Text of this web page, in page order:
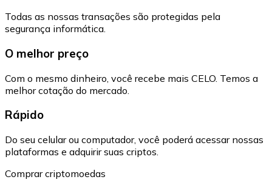
Todas as nossas transações são protegidas pela
segurança informática.
O melhor preço
Com o mesmo dinheiro, você recebe mais CELO. Temos a
melhor cotação do mercado.
Rápido
Do seu celular ou computador, você poderá acessar nossas
plataformas e adquirir suas criptos.
Comprar criptomoedas